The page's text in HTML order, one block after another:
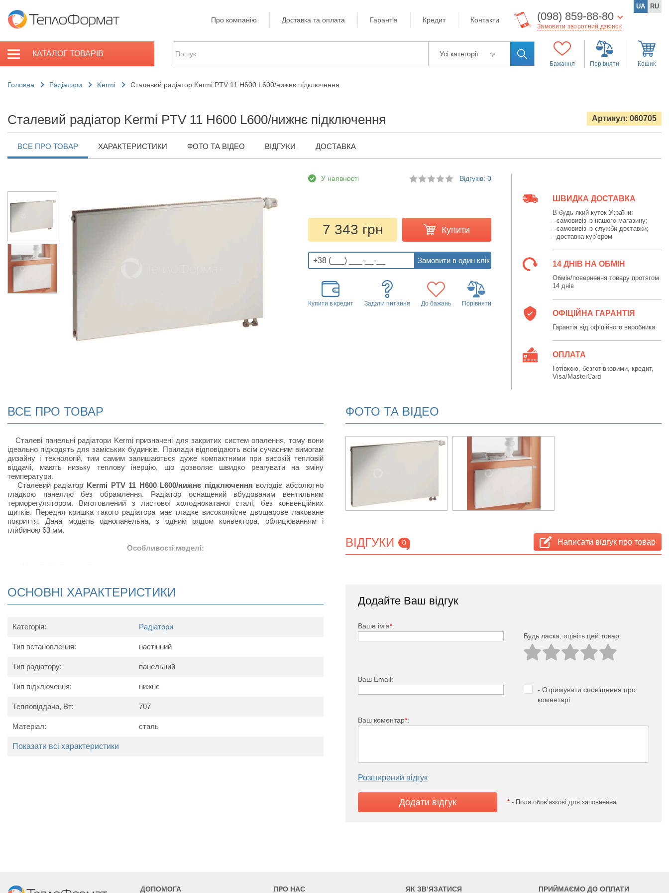
Про компанію Доставка та оплата Гарантія Кредит Контакти (098) 859-88-80
Замовити зворотний дзвінок
UA RU
КАТАЛОГ ТОВАРІВ Усі категорії
Бажання Порівняти Кошик
Головна Радіатори Kermi Сталевий радіатор Kermi PTV 11 H600 L600/нижнє підключення
Сталевий радіатор Kermi PTV 11 H600 L600/нижнє підключення Артикул: 060705
ВСЕ ПРО ТОВАР ХАРАКТЕРИСТИКИ ФОТО ТА ВІДЕО ВІДГУКИ ДОСТАВКА
У наявності Відгуків: 0
7 343 грн Купити
Купити в кредит Задати питання До бажань Порівняти
ШВИДКА ДОСТАВКА
В будь-який куток України:
- самовивіз із нашого магазину;
- самовивіз із служби доставки;
- доставка кур’єром
14 ДНІВ НА ОБМІН
Обмін/повернення товару протягом
14 днів
ОФІЦІЙНА ГАРАНТІЯ
Гарантія від офіційного виробника
ОПЛАТА
Готівкою, безготівковими, кредит,
Visa/MasterCard
ВСЕ ПРО ТОВАР
Сталеві панельні радіатори Kermi призначені для закритих систем опалення, тому вони
ідеально підходять для заміських будинків. Прилади відповідають всім сучасним вимогам
дизайну і технологій, тим самим залишаються дуже компактними при високій тепловій
віддачі, мають низьку теплову інерцію, що дозволяє швидко реагувати на зміну
температури.
Сталевий радіатор Kermi PTV 11 H600 L600/нижнє підключення володіє абсолютно
гладкою панеллю без обрамлення. Радіатор оснащений вбудованим вентильним
терморегулятором. Виготовлений з листової холоднокатаної сталі, без конвенційних
щитків. Передня кришка такого радіатора має гладке високоякісне двошарове лаковане
покриття. Дана модель однопанельна, з одним рядом конвектора, облицюванням і
глибиною 63 мм.
Особливості моделі:
Сталевий радіатор відрізняється підвищеною тепловіддачею за рахунок наявності
кронштейнів для настінного кріплення.
Схема радіатора
ОСНОВНІ ХАРАКТЕРИСТИКИ
Категорія: Радіатори
Тип встановлення: настінний
Тип радіатору: панельний
Тип підключення: нижнє
Тепловіддача, Вт: 707
Матеріал: сталь
Показати всі характеристики
ФОТО ТА ВІДЕО
ВІДГУКИ 0 Написати відгук про товар
Додайте Ваш відгук
Ваше ім’я*:
Будь ласка, оцініть цей товар:
Ваш Email:
- Отримувати сповіщення про
коментарі
Ваш коментар*:
Розширений відгук
* - Поля обов’язкові для заповнення
ДОПОМОГА ПРО НАС ЯК ЗВ’ЯЗАТИСЯ ПРИЙМАЄМО ДО ОПЛАТИ